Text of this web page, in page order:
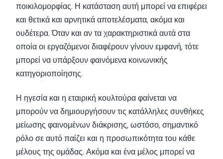
ποικιλομορφίας. Η κατάσταση αυτή μπορεί να επιφέρει
και θετικά και αρνητικά αποτελέσματα, ακόμα και
ουδέτερα. Όταν και αν τα χαρακτηριστικά αυτά στα
οποία οι εργαζόμενοι διαφέρουν γίνουν εμφανή, τότε
μπορεί να υπάρξουν φαινόμενα κοινωνικής
κατηγοριοποίησης.
Η ηγεσία και η εταιρική κουλτούρα φαίνεται να
μπορούν να δημιουργήσουν τις κατάλληλες συνθήκες
μείωσης φαινομένων διάκρισης, ωστόσο, σημαντικό
ρόλο σε αυτό παίζει και η προσωπικότητα του κάθε
μέλους της ομάδας. Ακόμα και ένα μέλος μπορεί να